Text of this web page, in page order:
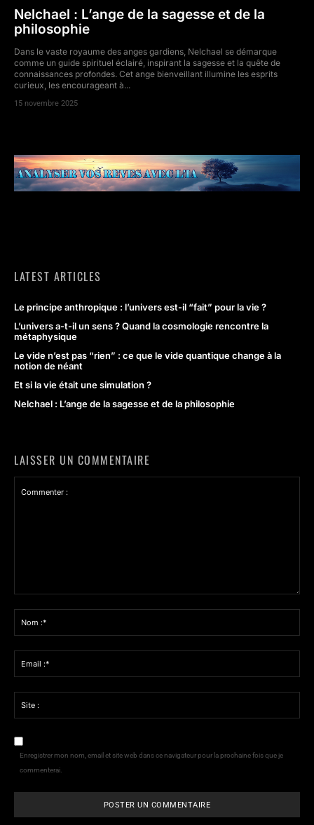
Nelchael : L’ange de la sagesse et de la
philosophie
Dans le vaste royaume des anges gardiens, Nelchael se démarque
comme un guide spirituel éclairé, inspirant la sagesse et la quête de
connaissances profondes. Cet ange bienveillant illumine les esprits
curieux, les encourageant à...
15 novembre 2025
LATEST ARTICLES
Le principe anthropique : l’univers est-il “fait” pour la vie ?
L’univers a-t-il un sens ? Quand la cosmologie rencontre la
métaphysique
Le vide n’est pas “rien” : ce que le vide quantique change à la
notion de néant
Et si la vie était une simulation ?
Nelchael : L’ange de la sagesse et de la philosophie
LAISSER UN COMMENTAIRE
:
Enregistrer mon nom, email et site web dans ce navigateur pour la prochaine fois que je
commenterai.